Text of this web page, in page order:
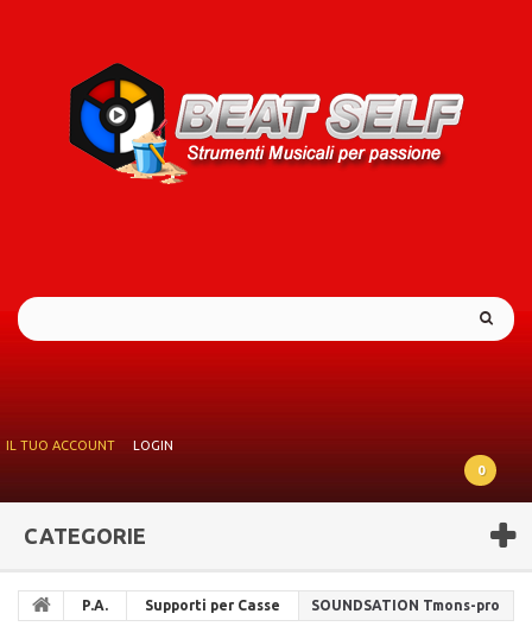
IL TUO ACCOUNT
LOGIN
0
CATEGORIE
P.A. Supporti per Casse SOUNDSATION Tmons-pro